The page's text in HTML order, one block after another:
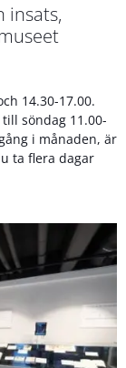
insats,
14.30-17.00.
söndag 11.00-
i månaden, är
ta flera dagar